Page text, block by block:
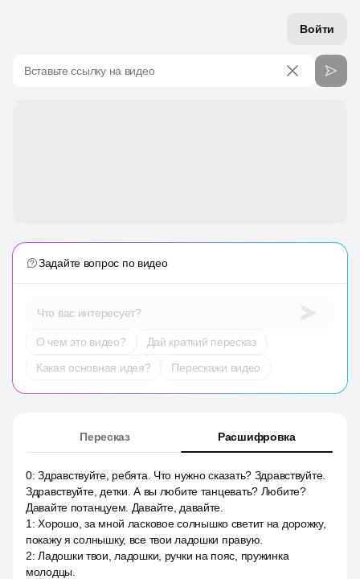
Войти
Вставьте ссылку на видео
Задайте вопрос по видео
Что вас интересует?
О чем это видео?
Дай краткий пересказ
Какая основная идея?
Перескажи видео
Пересказ Расшифровка
0:Здравствуйте, ребята. Что нужно сказать? Здравствуйте.
Здравствуйте, детки. А вы любите танцевать? Любите?
Давайте потанцуем. Давайте, давайте.
1 :Хорошо, за мной ласковое солнышко светит на дорожку,
покажу я солнышку, все твои ладошки правую.
2:Ладошки твои, ладошки, ручки на пояс, пружинка
молодцы.